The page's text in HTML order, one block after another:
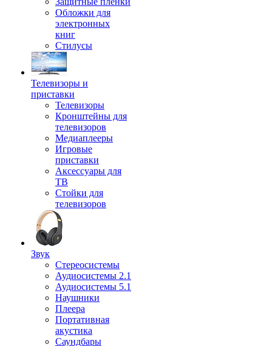
Обложки для
электронных
книг
Стилусы
Телевизоры и
приставки
Телевизоры
Кронштейны для
телевизоров
Медиаплееры
Игровые
приставки
Аксессуары для
ТВ
Стойки для
телевизоров
Звук
Стереосистемы
Аудиосистемы 2.1
Аудиосистемы 5.1
Наушники
Плеера
Портативная
акустика
Саундбары